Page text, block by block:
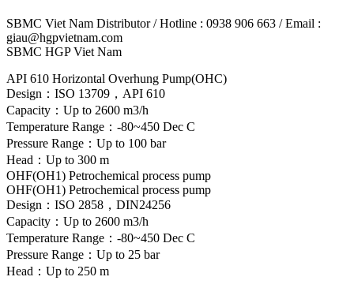
SBMC Viet Nam Distributor / Hotline : 0938 906 663 / Email :
giau@hgpvietnam.com
SBMC HGP Viet Nam
API 610 Horizontal Overhung Pump(OHC)
Design：ISO 13709，API 610
Capacity：Up to 2600 m3/h
Temperature Range：-80~450 Dec C
Pressure Range：Up to 100 bar
Head：Up to 300 m
OHF(OH1) Petrochemical process pump
OHF(OH1) Petrochemical process pump
Design：ISO 2858，DIN24256
Capacity：Up to 2600 m3/h
Temperature Range：-80~450 Dec C
Pressure Range：Up to 25 bar
Head：Up to 250 m